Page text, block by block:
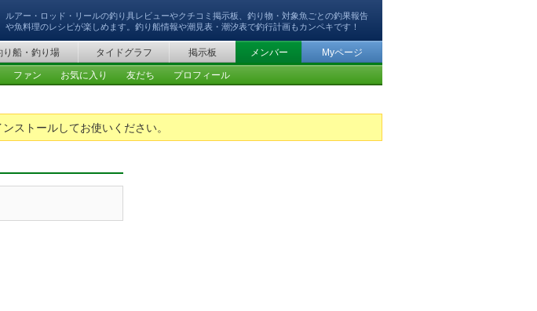
ルアー・ロッド・リールの釣り具レビューやクチコミ掲示板、釣り物・対象魚ごとの釣果報告
や魚料理のレシピが楽しめます。釣り船情報や潮見表・潮汐表で釣行計画もカンペキです！
り船・釣り場 タイドグラフ 掲示板 メンバー Myページ
ファン お気に入り 友だち プロフィール
ンストールしてお使いください。